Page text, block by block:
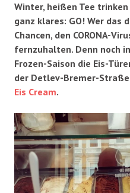
Winter, heißen Tee
ganz klares: GO! Wer das
Chancen, den CORONA-
fernzuhalten. Denn noch
Frozen-Saison die Eis-
der Detlev-Bremer-
Eis Cream.